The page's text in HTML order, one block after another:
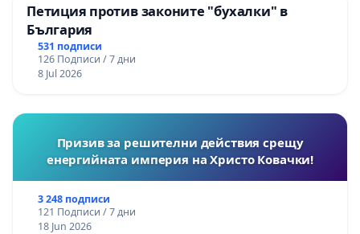
Петиция против законите "бухалки" в
България
531 подписи
126 Подписи / 7 дни
8 Jul 2026
Призив за решителни действия срещу
енергийната империя на Христо Ковачки!
3 248 подписи
121 Подписи / 7 дни
18 Jun 2026